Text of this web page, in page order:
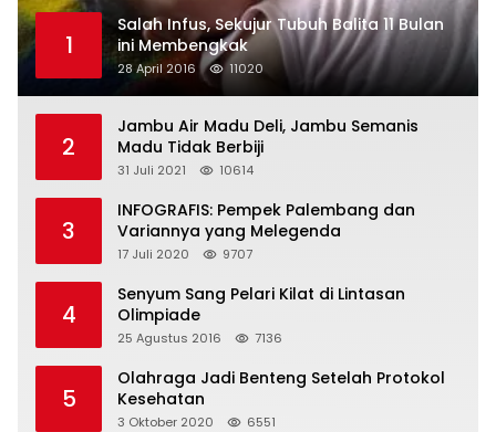
1
Salah Infus, Sekujur Tubuh Balita 11 Bulan
ini Membengkak
28 April 2016 11020
2
Jambu Air Madu Deli, Jambu Semanis
Madu Tidak Berbiji
31 Juli 2021 10614
3
INFOGRAFIS: Pempek Palembang dan
Variannya yang Melegenda
17 Juli 2020 9707
4
Senyum Sang Pelari Kilat di Lintasan
Olimpiade
25 Agustus 2016 7136
5
Olahraga Jadi Benteng Setelah Protokol
Kesehatan
3 Oktober 2020 6551